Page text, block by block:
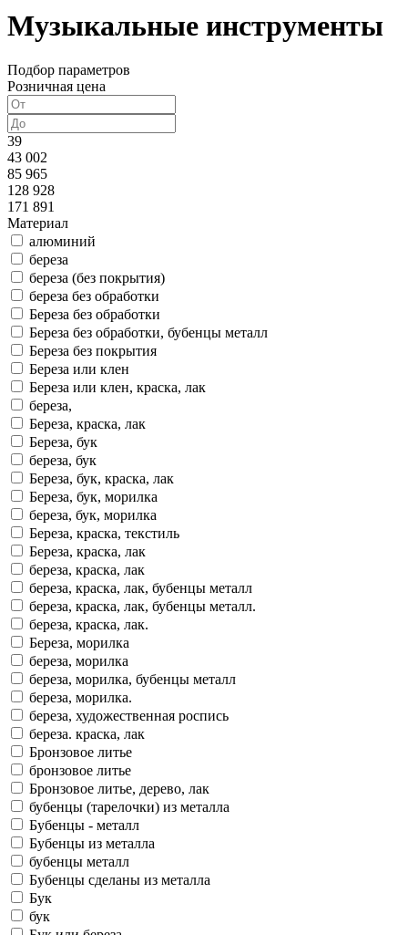
Музыкальные инструменты
Подбор параметров
Розничная цена
39
43 002
85 965
128 928
171 891
Материал
алюминий
береза
береза (без покрытия)
береза без обработки
Береза без обработки
Береза без обработки, бубенцы металл
Береза без покрытия
Береза или клен
Береза или клен, краска, лак
береза,
Береза, краска, лак
Береза, бук
береза, бук
Береза, бук, краска, лак
Береза, бук, морилка
береза, бук, морилка
Береза, краска, текстиль
Береза, краска, лак
береза, краска, лак
береза, краска, лак, бубенцы металл
береза, краска, лак, бубенцы металл.
береза, краска, лак.
Береза, морилка
береза, морилка
береза, морилка, бубенцы металл
береза, морилка.
береза, художественная роспись
береза. краска, лак
Бронзовое литье
бронзовое литье
Бронзовое литье, дерево, лак
бубенцы (тарелочки) из металла
Бубенцы - металл
Бубенцы из металла
бубенцы металл
Бубенцы сделаны из металла
Бук
бук